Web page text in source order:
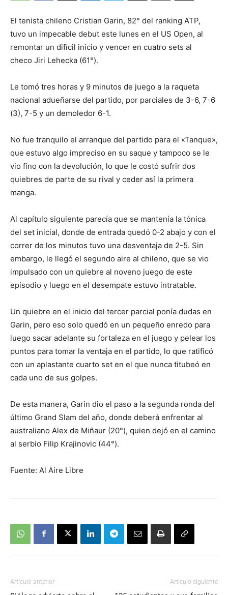
El tenista chileno Cristian Garin, 82° del ranking ATP,
tuvo un impecable debut este lunes en el US Open, al
remontar un difícil inicio y vencer en cuatro sets al
checo Jiri Lehecka (61°).
Le tomó tres horas y 9 minutos de juego a la raqueta
nacional adueñarse del partido, por parciales de 3-6, 7-6
(3), 7-5 y un demoledor 6-1.
No fue tranquilo el arranque del partido para el «Tanque»,
que estuvo algo impreciso en su saque y tampoco se le
vio fino con la devolución, lo que le costó sufrir dos
quiebres de parte de su rival y ceder así la primera
manga.
Al capítulo siguiente parecía que se mantenía la tónica
del set inicial, donde de entrada quedó 0-2 abajo y con el
correr de los minutos tuvo una desventaja de 2-5. Sin
embargo, le llegó el segundo aire al chileno, que se vio
impulsado con un quiebre al noveno juego de este
episodio y luego en el desempate estuvo intratable.
Un quiebre en el inicio del tercer parcial ponía dudas en
Garin, pero eso solo quedó en un pequeño enredo para
luego sacar adelante su fortaleza en el juego y pelear los
puntos para tomar la ventaja en el partido, lo que ratificó
con un aplastante cuarto set en el que nunca titubeó en
cada uno de sus golpes.
De esta manera, Garin dio el paso a la segunda ronda del
último Grand Slam del año, donde deberá enfrentar al
australiano Alex de Miñaur (20°), quien dejó en el camino
al serbio Filip Krajinovic (44°).
Fuente: Al Aire Libre
Artículo anterior Artículo siguiente